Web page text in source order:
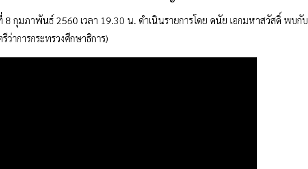
กุมภาพันธ์ 2560 เวลา 19.30 น. ดำเนินรายการโดย ดนัย เอกมหาสวัสดิ์ พบกับ
าการกระทรวงศึกษาธิการ)